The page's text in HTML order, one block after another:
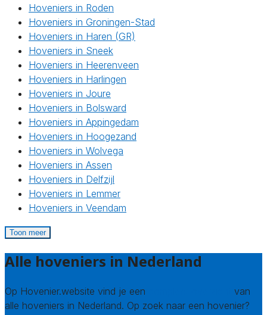
Hoveniers in Roden
Hoveniers in Groningen-Stad
Hoveniers in Haren (GR)
Hoveniers in Sneek
Hoveniers in Heerenveen
Hoveniers in Harlingen
Hoveniers in Joure
Hoveniers in Bolsward
Hoveniers in Appingedam
Hoveniers in Hoogezand
Hoveniers in Wolvega
Hoveniers in Assen
Hoveniers in Delfzijl
Hoveniers in Lemmer
Hoveniers in Veendam
Toon meer
Alle hoveniers in Nederland
Op Hovenier.website vind je een
van
alle hoveniers in Nederland. Op zoek naar een hovenier?